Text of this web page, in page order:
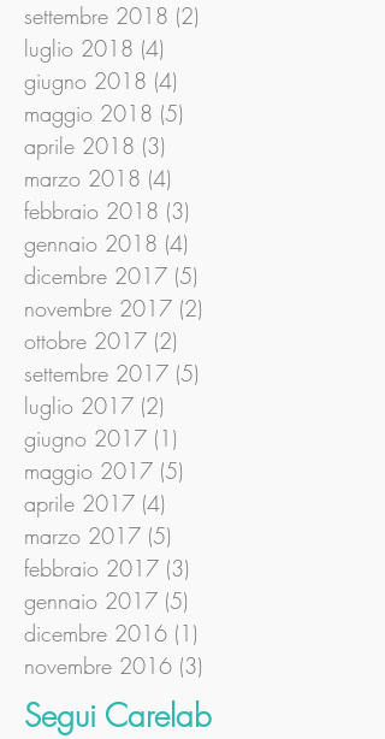
settembre 2018 (2)
luglio 2018 (4)
giugno 2018 (4)
maggio 2018 (5)
aprile 2018 (3)
marzo 2018 (4)
febbraio 2018 (3)
gennaio 2018 (4)
dicembre 2017 (5)
novembre 2017 (2)
ottobre 2017 (2)
settembre 2017 (5)
luglio 2017 (2)
giugno 2017 (1)
maggio 2017 (5)
aprile 2017 (4)
marzo 2017 (5)
febbraio 2017 (3)
gennaio 2017 (5)
dicembre 2016 (1)
novembre 2016 (3)
Segui Carelab